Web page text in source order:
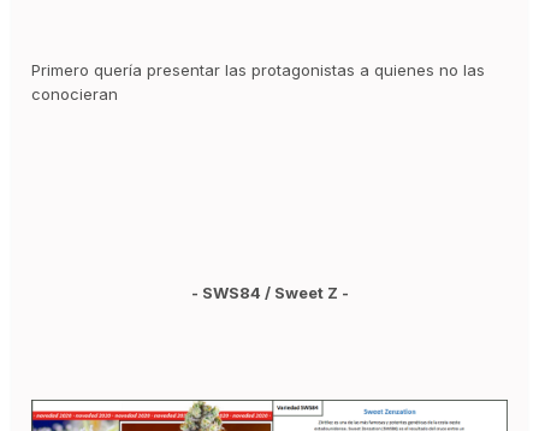
Primero quería presentar las protagonistas a quienes no las
conocieran
- SWS84 / Sweet Z -